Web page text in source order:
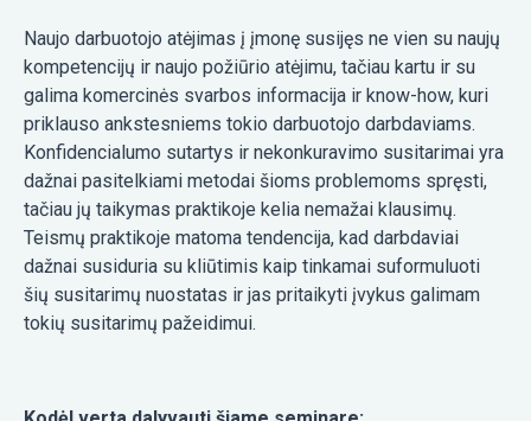
Naujo darbuotojo atėjimas į įmonę susijęs ne vien su naujų
kompetencijų ir naujo požiūrio atėjimu, tačiau kartu ir su
galima komercinės svarbos informacija ir know-how, kuri
priklauso ankstesniems tokio darbuotojo darbdaviams.
Konfidencialumo sutartys ir nekonkuravimo susitarimai yra
dažnai pasitelkiami metodai šioms problemoms spręsti,
tačiau jų taikymas praktikoje kelia nemažai klausimų.
Teismų praktikoje matoma tendencija, kad darbdaviai
dažnai susiduria su kliūtimis kaip tinkamai suformuluoti
šių susitarimų nuostatas ir jas pritaikyti įvykus galimam
tokių susitarimų pažeidimui.